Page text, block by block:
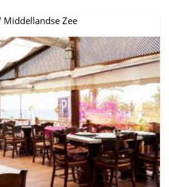
Middellandse Zee